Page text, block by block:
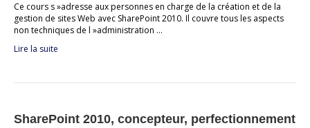
Ce cours s »adresse aux personnes en charge de la création et de la
gestion de sites Web avec SharePoint 2010. Il couvre tous les aspects
non techniques de l »administration …
Lire la suite
SharePoint 2010, concepteur, perfectionnement